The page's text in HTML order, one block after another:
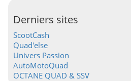
Derniers sites
ScootCash
Quad'else
Univers Passion
AutoMotoQuad
OCTANE QUAD & SSV